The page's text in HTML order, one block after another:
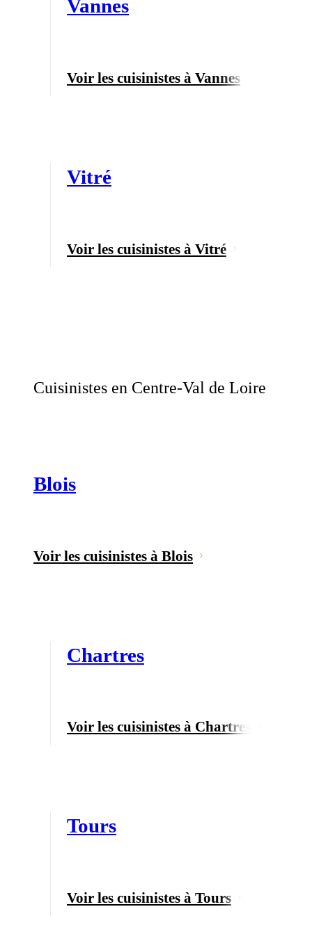
Vannes
Voir les cuisinistes à Vannes
Vitré
Voir les cuisinistes à Vitré
Cuisinistes en Centre-Val de Loire
Blois
Voir les cuisinistes à Blois
Chartres
Voir les cuisinistes à Chartres
Tours
Voir les cuisinistes à Tours